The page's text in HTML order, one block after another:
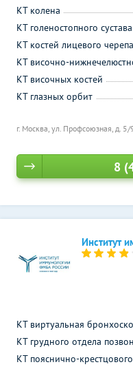
г. Москва, ул. Профсоюзная, д. 5/
КТ колена
КТ голеностопного сустава
КТ костей лицевого черепа
КТ височно-
КТ височных костей
КТ глазных орбит
8
Институт
КТ виртуальная
КТ грудного отдела
КТ пояснично-